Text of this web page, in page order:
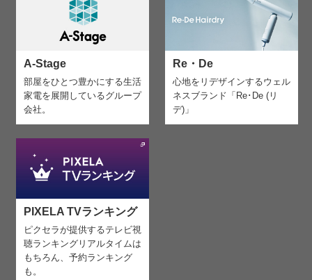
A-Stage
部屋をひとつ豊かにする生活
家電を 展開しているグループ
会社。
Re・De
心地をリデザインするウェル
ネスブランド「Re･De (リ
デ)」
PIXELA TVランキング
ピクセラが提供するテレビ視
聴ランキング リアルタイムは
もちろん、予約ランキング
も。